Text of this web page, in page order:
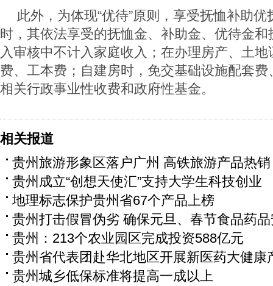
此外，为体现“优待”原则，享受抚恤补助
时，其依法享受的抚恤金、补助金、优待金
入审核中不计入家庭收入；在办理房产、土
费、工本费；自建房时，免交基础设施配套
相关行政事业性收费和政府性基金。
相关报道
贵州旅游形象区落户广州 高铁旅游产品热销
贵州成立“创想天使汇”支持大学生科技创业
地理标志保护贵州省67个产品上榜
贵州打击假冒伪劣 确保元旦、春节食品药
贵州：213个农业园区完成投资588亿元
贵州省代表团赴华北地区开展新医药大健康
贵州城乡低保标准将提高一成以上